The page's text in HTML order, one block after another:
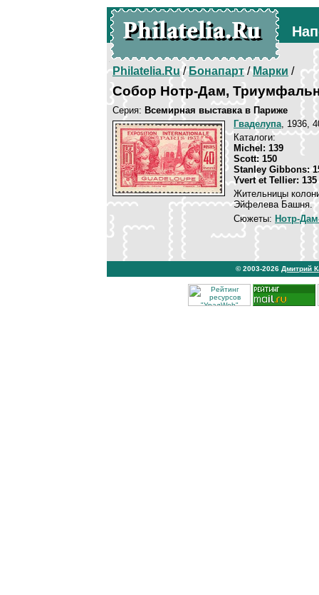
Philatelia.Ru/Бонапарт/Марки /
Собор Нотр-Дам,
Серия: Всемирная выставка в Париже
Гваделупа, 1936,
Каталоги:
Michel: 139
Scott: 150
Stanley Gibbons:
Yvert et Tellier: 135
Жительницы
Эйфелева Башня.
Сюжеты: Нотр-
© 2003-2026 Дмитрий